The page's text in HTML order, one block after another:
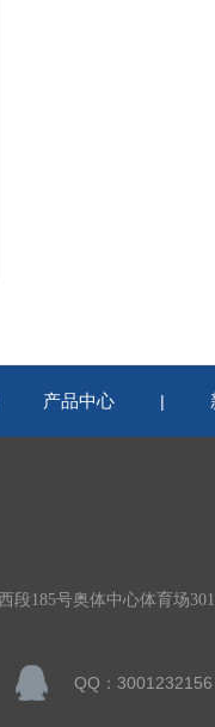
产品中心 |
段185号奥体中心体育场
QQ：3001232156